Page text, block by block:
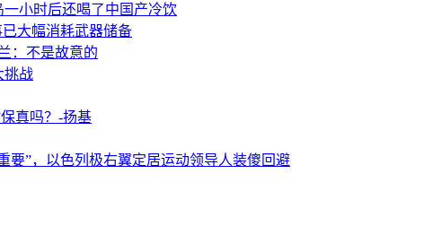
小时后还喝了中国产冷饮
大幅消耗武器储备
：不是故意的
挑战
真吗？-扬基
要”，以色列极右翼定居运动领导人装傻回避